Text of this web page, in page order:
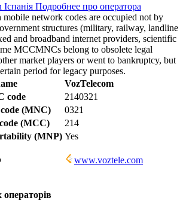
Подробнее про оператора
mobile network codes are occupied not by
structures (military, railway, landline
and broadband internet providers, scientific
MCCMNCs belong to obsolete legal
market players or went to bankruptcy, but
period for legacy purposes.
VozTelecom
code
2140321
(MNC)
0321
(MCC)
214
(MNP) Yes
www.voztele.com
операторів